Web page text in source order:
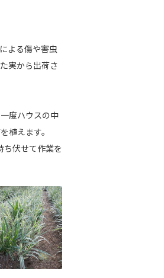
よる傷や害虫
実から出荷さ
度ハウスの中
植えます。
ち伏せて作業を